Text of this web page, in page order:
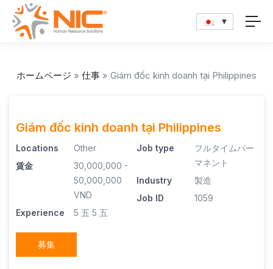
ホームページ » 仕事 » Giám đốc kinh doanh tại Philippines
Giám đốc kinh doanh tại Philippines
Locations
Other
賃金
30,000,000 -
50,000,000
VND
Experience
5 五 5 五
Job type
フルタイムパー
マネント
Industry
製造
Job ID
1059
募集